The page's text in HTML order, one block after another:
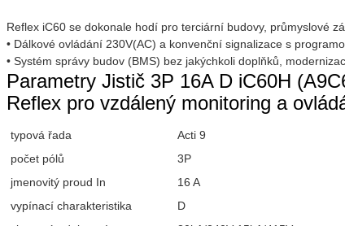
Reflex iC60 se dokonale hodí pro terciární budovy, průmyslové
• Dálkové ovládání 230V(AC) a konvenční signalizace s
• Systém správy budov (BMS) bez jakýchkoli doplňků,
Parametry Jistič 3P 16A D iC60H
Reflex pro vzdálený monitoring a
typová řada
Acti 9
počet pólů
3P
jmenovitý proud In
16 A
vypínací charakteristika
D